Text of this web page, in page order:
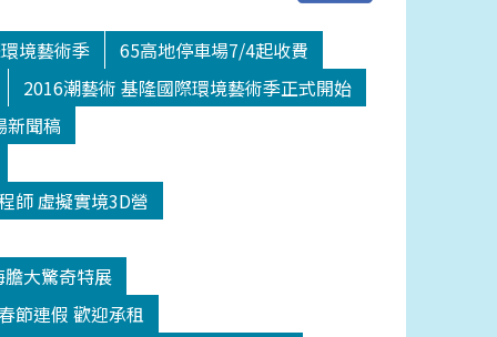
境藝術季
65高地停車場7/4起收費
2016潮藝術 基隆國際環境藝術季正式開始
新聞稿
師 虛擬實境3D營
大驚奇特展
節連假 歡迎承租